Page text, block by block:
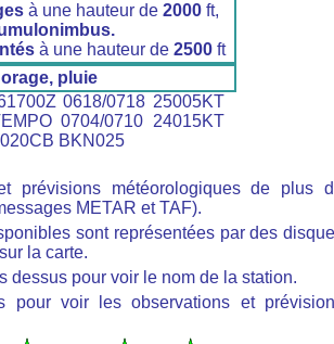
à une hauteur de 2000 ft,
à une hauteur de 2500ft
orage, pluie
0618/0718 25005KT
0704/0710 24015KT
BKN025
prévisions météorologiques de plus
METAR et TAF).
sont représentées par des
la carte.
dessus pour voir le nom de la station.
pour voir les observations et